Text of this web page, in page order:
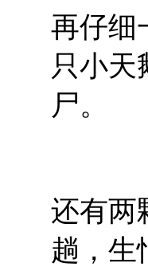
再仔细
只小
尸。
还有两
趟，生